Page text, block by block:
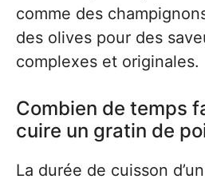
comme des
des olives pour des
complexes et originales.
Combien de temps
cuire un gratin de
La durée de cuisson